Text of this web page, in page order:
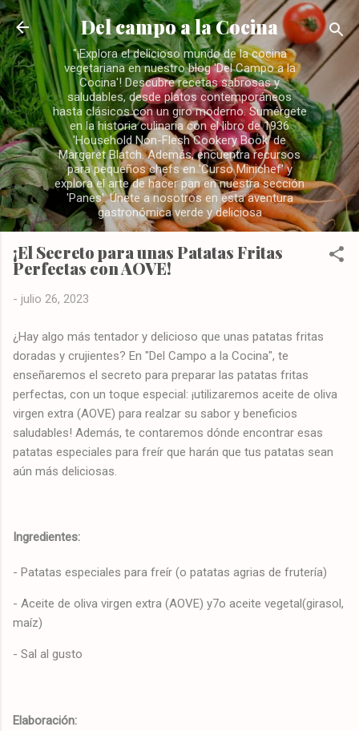
Ir al contenido principal
Del campo a la Cocina
"¡Explora el delicioso mundo de la cocina
vegetariana en nuestro blog 'Del Campo a la
Cocina'! Descubre recetas sabrosas y
saludables, desde platos contemporáneos
hasta clásicos con un giro moderno. Sumérgete
en la historia culinaria con el libro de 1936
'Household Non-Flesh Cookery Book' de
Margaret Blatch. Además, encuentra recursos
para pequeños chefs en 'Curso Minichef' y
explora el arte de hacer pan en nuestra sección
'Panes'. Únete a nosotros en esta aventura
gastronómica verde y deliciosa
¡El Secreto para unas Patatas Fritas
Perfectas con AOVE!
- julio 26, 2023
¿Hay algo más tentador y delicioso que unas patatas fritas
doradas y crujientes? En "Del Campo a la Cocina", te
enseñaremos el secreto para preparar las patatas fritas
perfectas, con un toque especial: ¡utilizaremos aceite de oliva
virgen extra (AOVE) para realzar su sabor y beneficios
saludables! Además, te contaremos dónde encontrar esas
patatas especiales para freír que harán que tus patatas sean
aún más deliciosas.
Ingredientes:
- Patatas especiales para freír (o patatas agrias de frutería)
- Aceite de oliva virgen extra (AOVE) y7o aceite vegetal(girasol,
maíz)
- Sal al gusto
Elaboración: